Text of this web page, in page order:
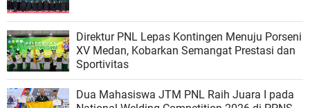
Direktur PNL Lepas Kontingen Menuju Porseni
XV Medan, Kobarkan Semangat Prestasi dan
Sportivitas
Dua Mahasiswa JTM PNL Raih Juara I pada